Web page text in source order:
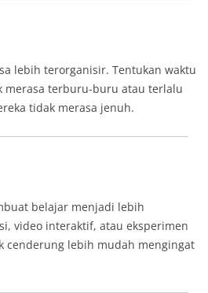
lebih terorganisir. Tentukan waktu
merasa terburu-buru atau terlalu
tidak merasa jenuh.
belajar menjadi lebih
video interaktif, atau eksperimen
cenderung lebih mudah mengingat